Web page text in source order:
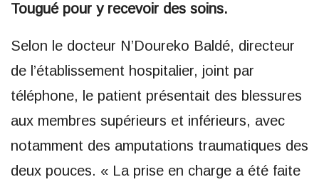
Tougué pour y recevoir des soins.
Selon le docteur N’Doureko Baldé, directeur
de l’établissement hospitalier, joint par
téléphone, le patient présentait des blessures
aux membres supérieurs et inférieurs, avec
notamment des amputations traumatiques des
deux pouces. « La prise en charge a été faite